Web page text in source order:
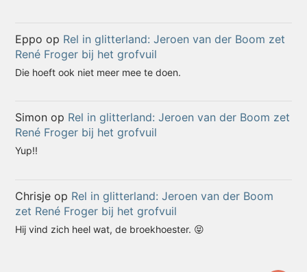
Eppo op Rel in glitterland: Jeroen van der Boom zet
René Froger bij het grofvuil
Die hoeft ook niet meer mee te doen.
Simon op Rel in glitterland: Jeroen van der Boom zet
René Froger bij het grofvuil
Yup!!
Chrisje op Rel in glitterland: Jeroen van der Boom
zet René Froger bij het grofvuil
Hij vind zich heel wat, de broekhoester. 😝